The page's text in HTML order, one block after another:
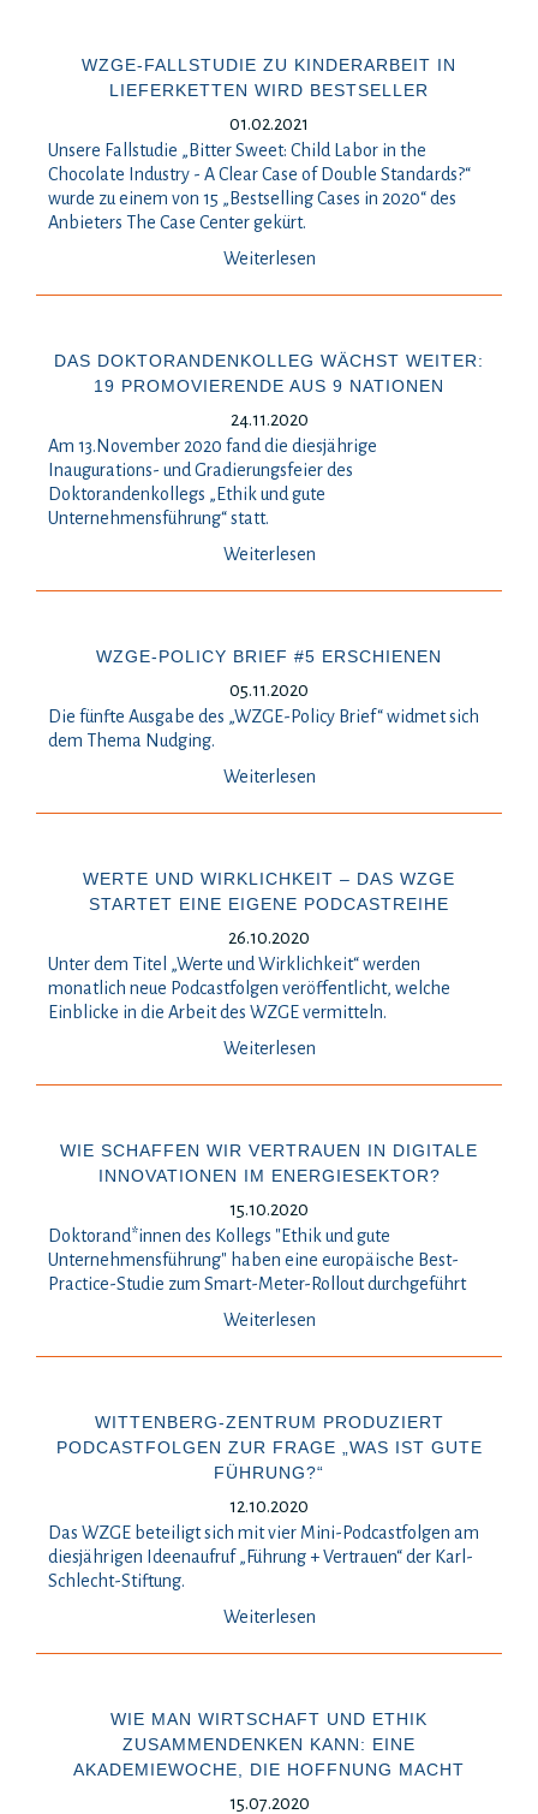
WZGE-FALLSTUDIE ZU KINDERARBEIT IN
LIEFERKETTEN WIRD BESTSELLER
01.02.2021
Unsere Fallstudie „Bitter Sweet: Child Labor in the
Chocolate Industry - A Clear Case of Double Standards?“
wurde zu einem von 15 „Bestselling Cases in 2020“ des
Anbieters The Case Center gekürt.
Weiterlesen
DAS DOKTORANDENKOLLEG WÄCHST WEITER:
19 PROMOVIERENDE AUS 9 NATIONEN
24.11.2020
Am 13.November 2020 fand die diesjährige
Inaugurations- und Gradierungsfeier des
Doktorandenkollegs „Ethik und gute
Unternehmensführung“ statt.
Weiterlesen
WZGE-POLICY BRIEF #5 ERSCHIENEN
05.11.2020
Die fünfte Ausgabe des „WZGE-Policy Brief“ widmet sich
dem Thema Nudging.
Weiterlesen
WERTE UND WIRKLICHKEIT – DAS WZGE
STARTET EINE EIGENE PODCASTREIHE
26.10.2020
Unter dem Titel „Werte und Wirklichkeit“ werden
monatlich neue Podcastfolgen veröffentlicht, welche
Einblicke in die Arbeit des WZGE vermitteln.
Weiterlesen
WIE SCHAFFEN WIR VERTRAUEN IN DIGITALE
INNOVATIONEN IM ENERGIESEKTOR?
15.10.2020
Doktorand*innen des Kollegs "Ethik und gute
Unternehmensführung" haben eine europäische Best-
Practice-Studie zum Smart-Meter-Rollout durchgeführt
Weiterlesen
WITTENBERG-ZENTRUM PRODUZIERT
PODCASTFOLGEN ZUR FRAGE „WAS IST GUTE
FÜHRUNG?“
12.10.2020
Das WZGE beteiligt sich mit vier Mini-Podcastfolgen am
diesjährigen Ideenaufruf „Führung + Vertrauen“ der Karl-
Schlecht-Stiftung.
Weiterlesen
WIE MAN WIRTSCHAFT UND ETHIK
ZUSAMMENDENKEN KANN: EINE
AKADEMIEWOCHE, DIE HOFFNUNG MACHT
15.07.2020